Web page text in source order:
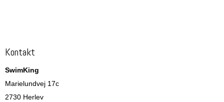
Kontakt
SwimKing
Marielundvej 17c
2730 Herlev